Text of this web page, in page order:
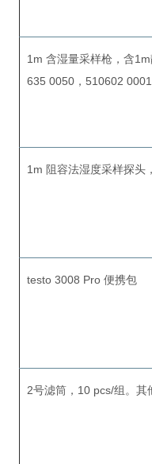
1m 含湿量采样枪，含
635 0050，510602
1m 阻容法湿度采样探
testo 3008 Pro 便携包
2号滤筒，10 pcs/组。其